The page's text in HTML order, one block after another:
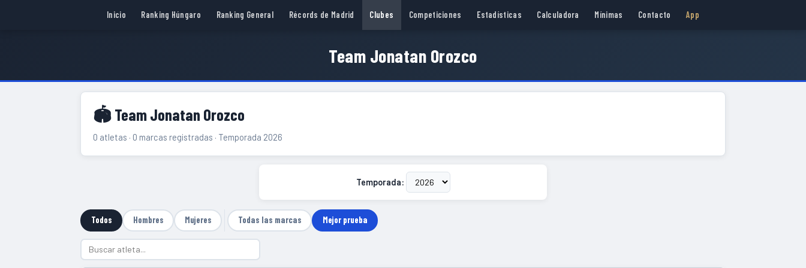
Inicio Ranking Húngaro Ranking General Récords de Madrid Clubes Competiciones Estadísticas Calculadora Mínimas Contacto App
Team Jonatan Orozco
🏟 Team Jonatan Orozco
0 atletas · 0 marcas registradas · Temporada 2026
Temporada:
Todos Hombres Mujeres Todas las marcas Mejor prueba